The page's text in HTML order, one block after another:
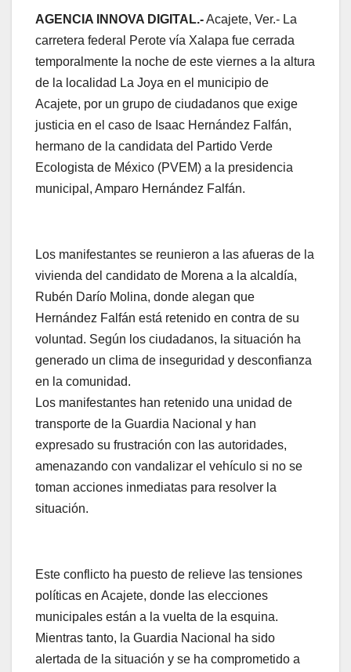
AGENCIA INNOVA DIGITAL.-Acajete, Ver.- La
carretera federal Perote vía Xalapa fue cerrada
temporalmente la noche de este viernes a la altura
de la localidad La Joya en el municipio de
Acajete, por un grupo de ciudadanos que exige
justicia en el caso de Isaac Hernández Falfán,
hermano de la candidata del Partido Verde
Ecologista de México (PVEM) a la presidencia
municipal, Amparo Hernández Falfán.
Los manifestantes se reunieron a las afueras de la
vivienda del candidato de Morena a la alcaldía,
Rubén Darío Molina, donde alegan que
Hernández Falfán está retenido en contra de su
voluntad. Según los ciudadanos, la situación ha
generado un clima de inseguridad y desconfianza
en la comunidad.
Los manifestantes han retenido una unidad de
transporte de la Guardia Nacional y han
expresado su frustración con las autoridades,
amenazando con vandalizar el vehículo si no se
toman acciones inmediatas para resolver la
situación.
Este conflicto ha puesto de relieve las tensiones
políticas en Acajete, donde las elecciones
municipales están a la vuelta de la esquina.
Mientras tanto, la Guardia Nacional ha sido
alertada de la situación y se ha comprometido a